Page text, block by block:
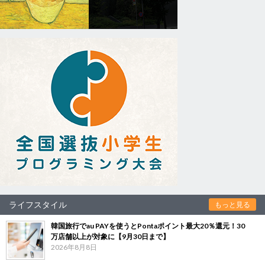
ライフスタイル もっと見る
韓国旅行でau PAYを使うとPontaポイント最大20％還元！30
万店舗以上が対象に【9月30日まで】
2026年8月8日